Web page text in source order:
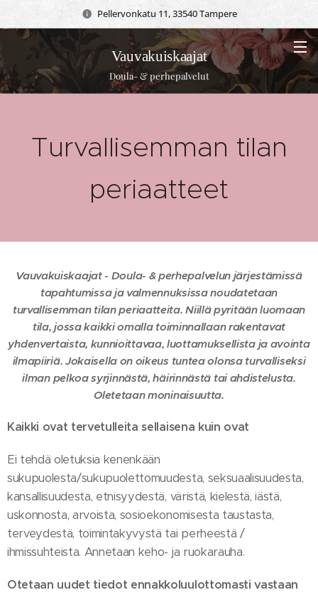
Pellervonkatu 11, 33540 Tampere
Vauvakuiskaajat
Doula- & perhepalvelut
Turvallisemman tilan
periaatteet
Vauvakuiskaajat - Doula- & perhepalvelun järjestämissä
tapahtumissa ja valmennuksissa noudatetaan
turvallisemman tilan periaatteita. Niillä pyritään luomaan
tila, jossa kaikki omalla toiminnallaan rakentavat
yhdenvertaista, kunnioittavaa, luottamuksellista ja avointa
ilmapiiriä. Jokaisella on oikeus tuntea olonsa turvalliseksi
ilman pelkoa syrjinnästä, häirinnästä tai ahdistelusta.
Oletetaan moninaisuutta.
Kaikki ovat tervetulleita sellaisena kuin ovat
Ei tehdä oletuksia kenenkään
sukupuolesta/sukupuolettomuudesta, seksuaalisuudesta,
kansallisuudesta, etnisyydestä, väristä, kielestä, iästä,
uskonnosta, arvoista, sosioekonomisesta taustasta,
terveydestä, toimintakyvystä tai perheestä /
ihmissuhteista. Annetaan keho- ja ruokarauha.
Otetaan uudet tiedot ennakkoluulottomasti vastaan